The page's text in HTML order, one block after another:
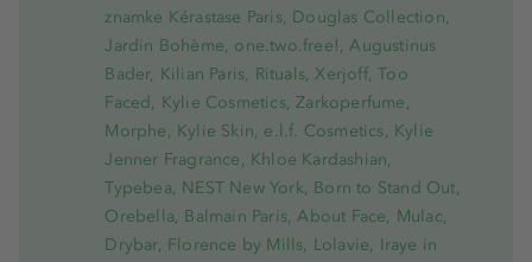
znamke Kérastase Paris, Douglas Collection,
Jardin Bohème, one.two.free!, Augustinus
Bader, Kilian Paris, Rituals, Xerjoff, Too
Faced, Kylie Cosmetics, Zarkoperfume,
Morphe, Kylie Skin, e.l.f. Cosmetics, Kylie
Jenner Fragrance, Khloe Kardashian,
Typebea, NEST New York, Born to Stand Out,
Orebella, Balmain Paris, About Face, Mulac,
Drybar, Florence by Mills, Lolavie, Iraye in